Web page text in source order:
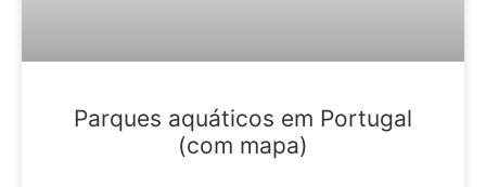
Parques aquáticos em Portugal
(com mapa)